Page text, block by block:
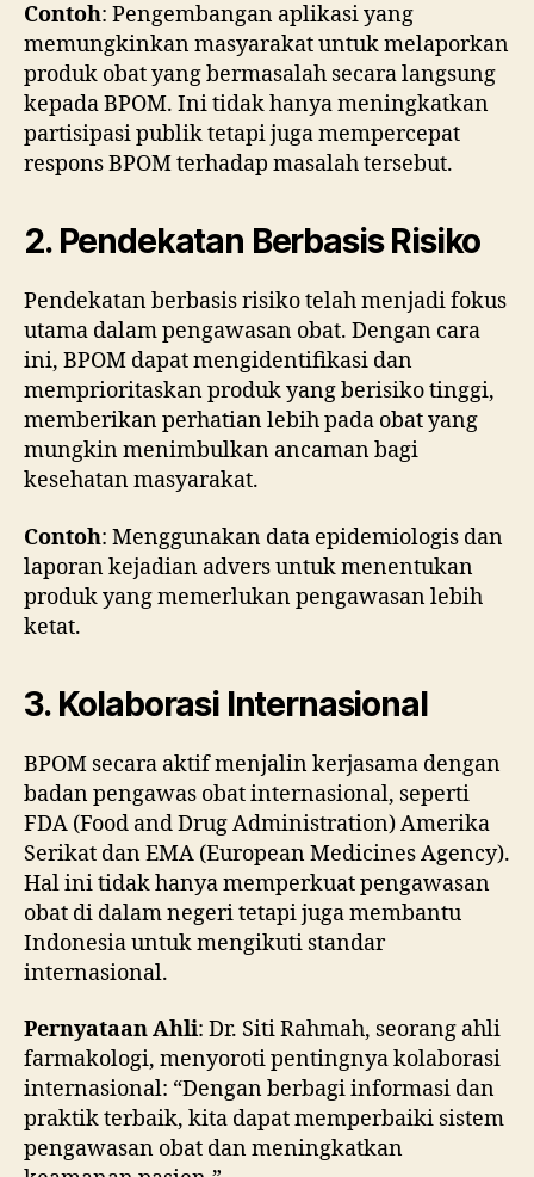
Contoh: Pengembangan aplikasi yang
memungkinkan masyarakat untuk melaporkan
produk obat yang bermasalah secara langsung
kepada BPOM. Ini tidak hanya meningkatkan
partisipasi publik tetapi juga mempercepat
respons BPOM terhadap masalah tersebut.
2. Pendekatan Berbasis Risiko
Pendekatan berbasis risiko telah menjadi fokus
utama dalam pengawasan obat. Dengan cara
ini, BPOM dapat mengidentifikasi dan
memprioritaskan produk yang berisiko tinggi,
memberikan perhatian lebih pada obat yang
mungkin menimbulkan ancaman bagi
kesehatan masyarakat.
Contoh: Menggunakan data epidemiologis dan
laporan kejadian advers untuk menentukan
produk yang memerlukan pengawasan lebih
ketat.
3. Kolaborasi Internasional
BPOM secara aktif menjalin kerjasama dengan
badan pengawas obat internasional, seperti
FDA (Food and Drug Administration) Amerika
Serikat dan EMA (European Medicines Agency).
Hal ini tidak hanya memperkuat pengawasan
obat di dalam negeri tetapi juga membantu
Indonesia untuk mengikuti standar
internasional.
Pernyataan Ahli: Dr. Siti Rahmah, seorang ahli
farmakologi, menyoroti pentingnya kolaborasi
internasional: “Dengan berbagi informasi dan
praktik terbaik, kita dapat memperbaiki sistem
pengawasan obat dan meningkatkan